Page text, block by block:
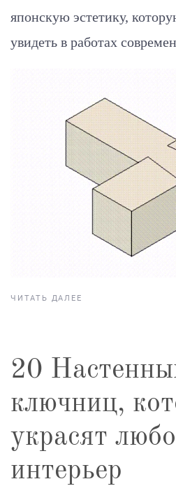
японскую эстетику,
увидеть в работах
ЧИТАТЬ ДАЛЕЕ
20
ключниц,
украсят
интерьер